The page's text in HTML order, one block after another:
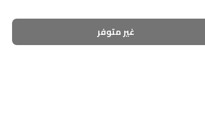
غير متوفر